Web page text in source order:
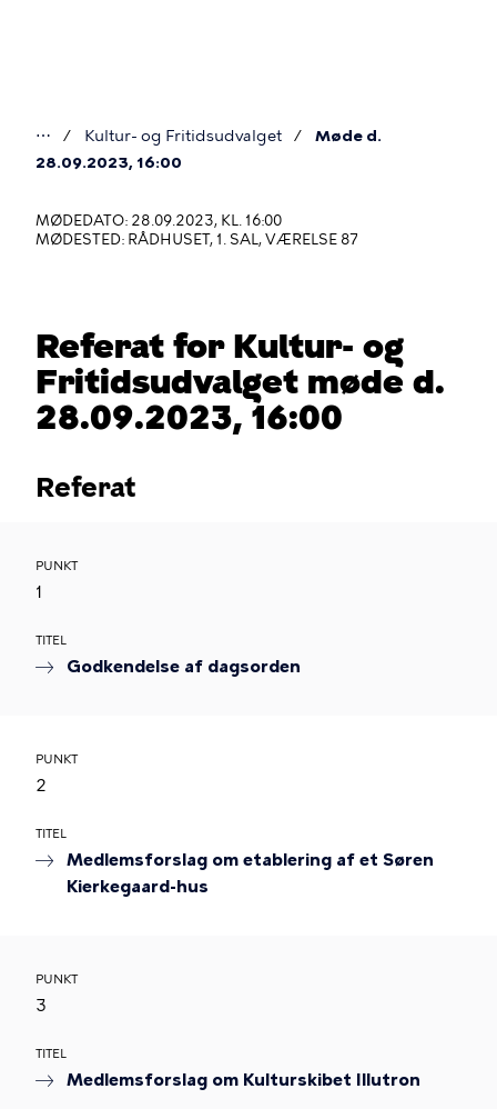
Du
her
⋯ Kultur- og Fritidsudvalget
Møde d.
28.09.2023, 16:00
MØDEDATO: 28.09.2023, KL. 16:00
MØDESTED: RÅDHUSET, 1. SAL, VÆRELSE 87
Referat for Kultur- og
Fritidsudvalget møde d.
28.09.2023, 16:00
Referat
PUNKT
1
TITEL
Godkendelse af dagsorden
PUNKT
2
TITEL
Medlemsforslag om etablering af et Søren
Kierkegaard-hus
PUNKT
3
TITEL
Medlemsforslag om Kulturskibet Illutron